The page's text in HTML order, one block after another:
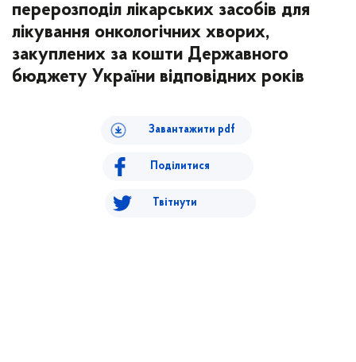
перерозподіл лікарських засобів для
лікування онкологічних хворих,
закуплених за кошти Державного
бюджету України відповідних років
Завантажити pdf
Поділитися
Твітнути